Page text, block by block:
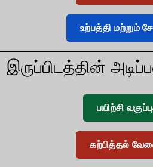
உற்பத்தி மற்றும்
இருப்பிடத்தின்
பயிற்சி
கற்பித்தல்